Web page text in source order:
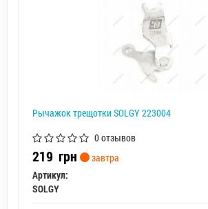
Рычажок трещотки SOLGY 223004
0 отзывов
219 грн
завтра
Артикул:
SOLGY